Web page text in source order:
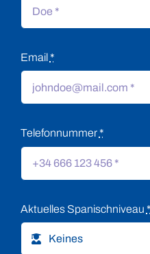
Email *
Telefonnummer *
Aktuelles Spanischniveau *